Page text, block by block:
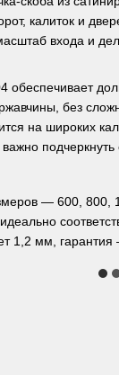
калиток и
входа и
без
на широких
— 600,
1,2 мм, гарантия